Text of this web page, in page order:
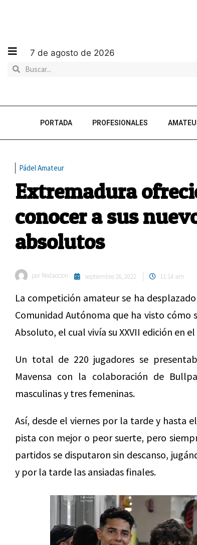
7 de agosto de 2026
PORTADA PROFESIONALES
Pádel Amateur
Extremadura
conocer a sus
absolutos
por Redaccion septiembre 26, 2022 11:14 am
La competición amateur se ha
Comunidad Autónoma que ha visto
Absoluto, el cual vivía su XXVII edición en el
Un total de 220 jugadores se
Mavensa con la colaboración de
masculinas y tres femeninas.
Así, desde el viernes por la tarde y hasta
pista con mejor o peor suerte, pero
partidos se disputaron sin descanso,
y por la tarde las ansiadas finales.